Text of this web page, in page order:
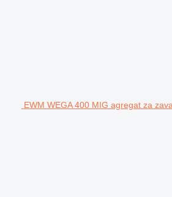
EWM WEGA 400 MIG agregat za